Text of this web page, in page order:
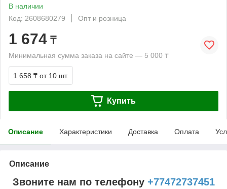
В наличии
Код: 2608680279
Опт и розница
1 674 ₸
Минимальная сумма заказа на сайте — 5 000 ₸
1 658 ₸ от 10 шт.
Купить
Описание Характеристики Доставка Оплата
Описание
Звоните нам по телефону +77472737451